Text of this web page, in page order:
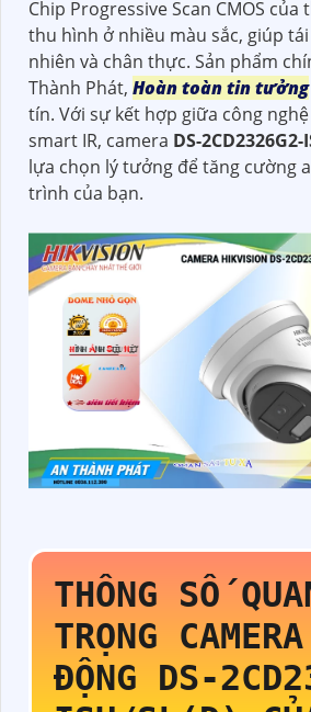
Chip Progressive Scan CMOS
thu hình ở nhiều màu sắc, giúp
nhiên và chân thực. Sản phẩm
Thành Phát, Hoàn toàn tin tưởng
tín. Với sự kết hợp giữa công
smart IR, camera DS-2CD2326G2-
lựa chọn lý tưởng để tăng cường
trình của bạn.
THÔNG SỐ
TRỌNG
ĐỘNG DS-